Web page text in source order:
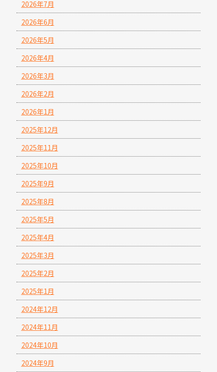
2026年7月
2026年6月
2026年5月
2026年4月
2026年3月
2026年2月
2026年1月
2025年12月
2025年11月
2025年10月
2025年9月
2025年8月
2025年5月
2025年4月
2025年3月
2025年2月
2025年1月
2024年12月
2024年11月
2024年10月
2024年9月